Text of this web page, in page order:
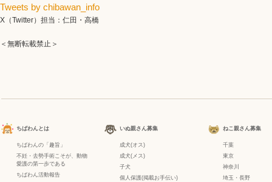
Tweets by chibawan_info
X（Twitter）担当：仁田・高橋
＜無断転載禁止＞
ちばわんとは
ちばわんの「趣旨」
不妊・去勢手術こそが、動物
愛護の第一歩である
ちばわん活動報告
いぬ親さん募集
成犬(オス)
成犬(メス)
子犬
個人保護(掲載お手伝い)
ねこ親さん募集
千葉
東京
神奈川
埼玉・長野